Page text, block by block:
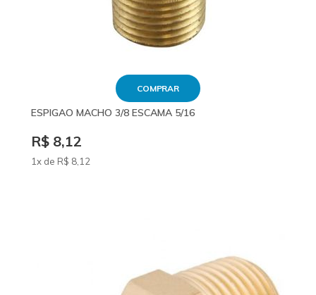
COMPRAR
ESPIGAO MACHO 3/8 ESCAMA 5/16
R$ 8,12
1x de R$ 8,12